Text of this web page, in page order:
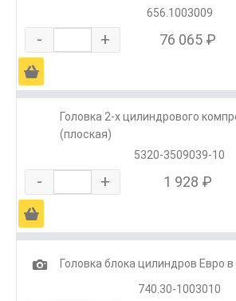
656.1003009
- + 76 065 ₽
Ä
Головка 2-х цилиндрового
(плоская)
5320-3509039-10
- + 1 928 ₽
Ä
1
Головка блока цилиндров Евро
740.30-1003010